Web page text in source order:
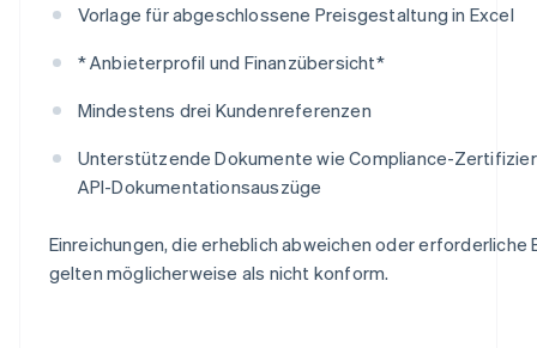
Vorlage für abgeschlossene Preisgestaltung in Excel
* Anbieterprofil und Finanzübersicht*
Mindestens drei Kundenreferenzen
Unterstützende Dokumente wie Compliance-
API-Dokumentationsauszüge
Einreichungen, die erheblich abweichen oder erforderliche
gelten möglicherweise als nicht konform.